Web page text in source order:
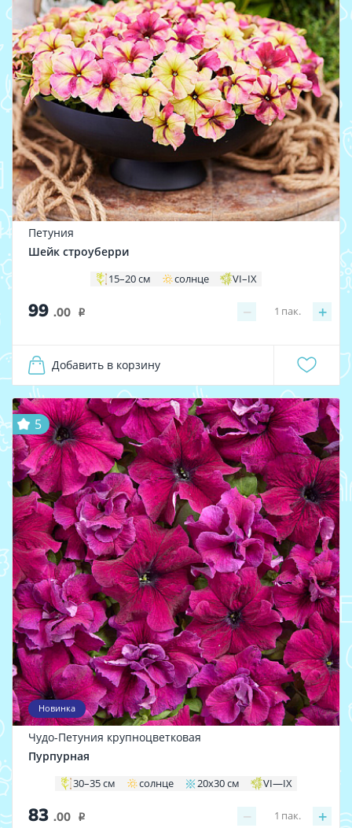
Петуния
Шейк строуберри
15–20 см солнце VI–IX
99 .00 i − +
1 пак.
Добавить в корзину
Новинка
5
Чудо-Петуния крупноцветковая
Пурпурная
30–35 см солнце 20х30 см VI—IX
83 .00 i − +
1 пак.